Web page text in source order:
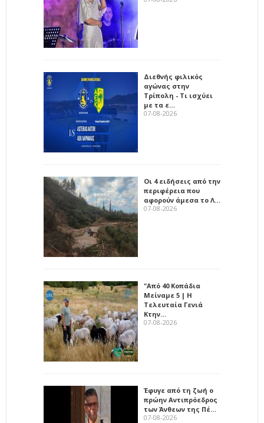
Διεθνής φιλικός
αγώνας στην
Τρίπολη - Τι ισχύει
με τα ε…
07-08-2026
Οι 4 ειδήσεις από την
περιφέρεια που
αφορούν άμεσα το Λ…
07-08-2026
"Από 40 Κοπάδια
Μείναμε 5 | Η
Τελευταία Γενιά
Κτην…
07-08-2026
Έφυγε από τη ζωή ο
πρώην Αντιπρόεδρος
των Άνθεων της Πέ…
07-08-2026